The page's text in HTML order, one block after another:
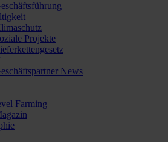
Projekte
News
Farming